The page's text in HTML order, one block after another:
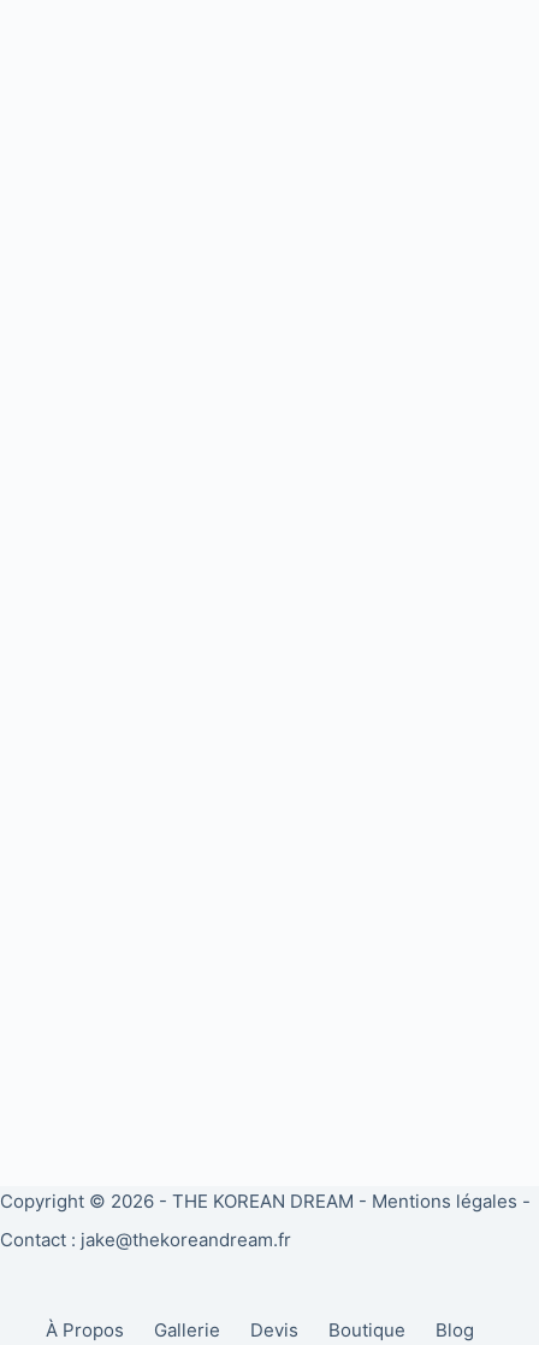
Copyright © 2026 - THE KOREAN DREAM - Mentions légales -
Contact : jake@thekoreandream.fr
À Propos Gallerie Devis Boutique Blog